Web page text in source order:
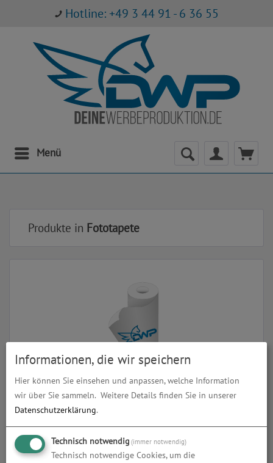
Hotline: +49 3 44 91 - 6 36 55
Menü
Produkte in Fototapete
zum Artikel
Informationen, die wir speichern
Hier können Sie einsehen und anpassen, welche Information
wir über Sie sammeln. Weitere Details finden Sie in unserer
Datenschutzerklärung.
Technisch notwendig (immer notwendig)
Technisch notwendige Cookies, um die